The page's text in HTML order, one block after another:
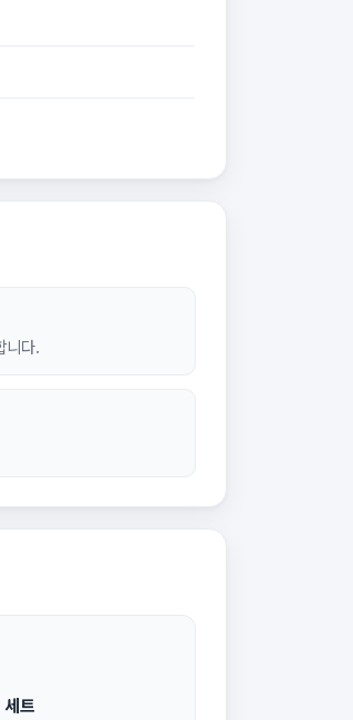
니다.
트